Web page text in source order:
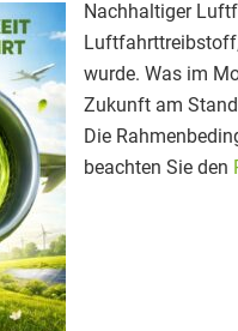
Nachhaltiger
wurde. Was im
Zukunft am
Die
beachten Sie den